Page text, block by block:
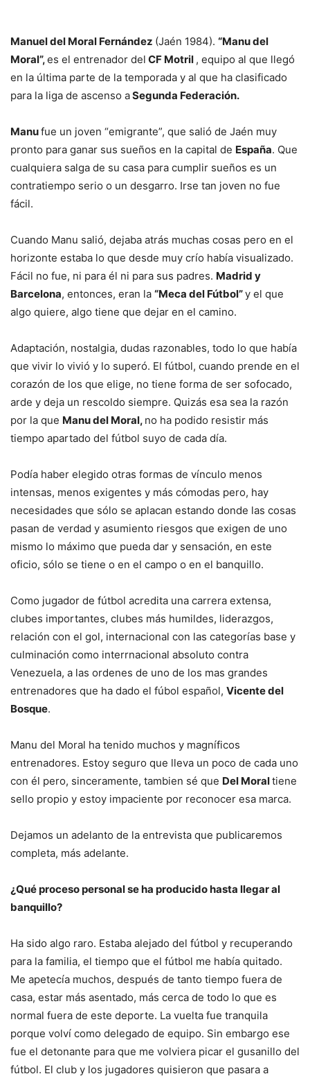
Manuel del Moral Fernández (Jaén 1984). “Manu del
Moral”,es el entrenador del CF Motril , equipo al que llegó
en la última parte de la temporada y al que ha clasificado
para la liga de ascenso aSegunda Federación.
Manufue un joven “emigrante”, que salió de Jaén muy
pronto para ganar sus sueños en la capital de España. Que
cualquiera salga de su casa para cumplir sueños es un
contratiempo serio o un desgarro. Irse tan joven no fue
fácil.
Cuando Manu salió, dejaba atrás muchas cosas pero en el
horizonte estaba lo que desde muy crío había visualizado.
Fácil no fue, ni para él ni para sus padres. Madrid y
Barcelona, entonces, eran la “Meca del Fútbol”y el que
algo quiere, algo tiene que dejar en el camino.
Adaptación, nostalgia, dudas razonables, todo lo que había
que vivir lo vivió y lo superó. El fútbol, cuando prende en el
corazón de los que elige, no tiene forma de ser sofocado,
arde y deja un rescoldo siempre. Quizás esa sea la razón
por la que Manu del Moral, no ha podido resistir más
tiempo apartado del fútbol suyo de cada día.
Podía haber elegido otras formas de vínculo menos
intensas, menos exigentes y más cómodas pero, hay
necesidades que sólo se aplacan estando donde las cosas
pasan de verdad y asumiento riesgos que exigen de uno
mismo lo máximo que pueda dar y sensación, en este
oficio, sólo se tiene o en el campo o en el banquillo.
Como jugador de fútbol acredita una carrera extensa,
clubes importantes, clubes más humildes, liderazgos,
relación con el gol, internacional con las categorías base y
culminación como interrnacional absoluto contra
Venezuela, a las ordenes de uno de los mas grandes
entrenadores que ha dado el fúbol español, Vicente del
Bosque.
Manu del Moral ha tenido muchos y magníficos
entrenadores. Estoy seguro que lleva un poco de cada uno
con él pero, sinceramente, tambien sé que Del Moraltiene
sello propio y estoy impaciente por reconocer esa marca.
Dejamos un adelanto de la entrevista que publicaremos
completa, más adelante.
¿Qué proceso personal se ha producido hasta llegar al
banquillo?
Ha sido algo raro. Estaba alejado del fútbol y recuperando
para la familia, el tiempo que el fútbol me había quitado.
Me apetecía muchos, después de tanto tiempo fuera de
casa, estar más asentado, más cerca de todo lo que es
normal fuera de este deporte. La vuelta fue tranquila
porque volví como delegado de equipo. Sin embargo ese
fue el detonante para que me volviera picar el gusanillo del
fútbol. El club y los jugadores quisieron que pasara a